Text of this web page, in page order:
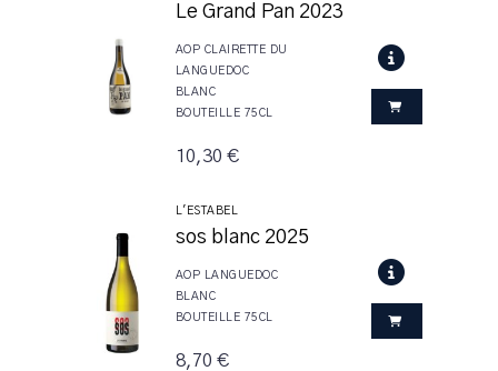
Le Grand Pan 2023
AOP CLAIRETTE DU
LANGUEDOC
BLANC
BOUTEILLE 75CL
10,30 €
L'ESTABEL
sos blanc 2025
AOP LANGUEDOC
BLANC
BOUTEILLE 75CL
8,70 €